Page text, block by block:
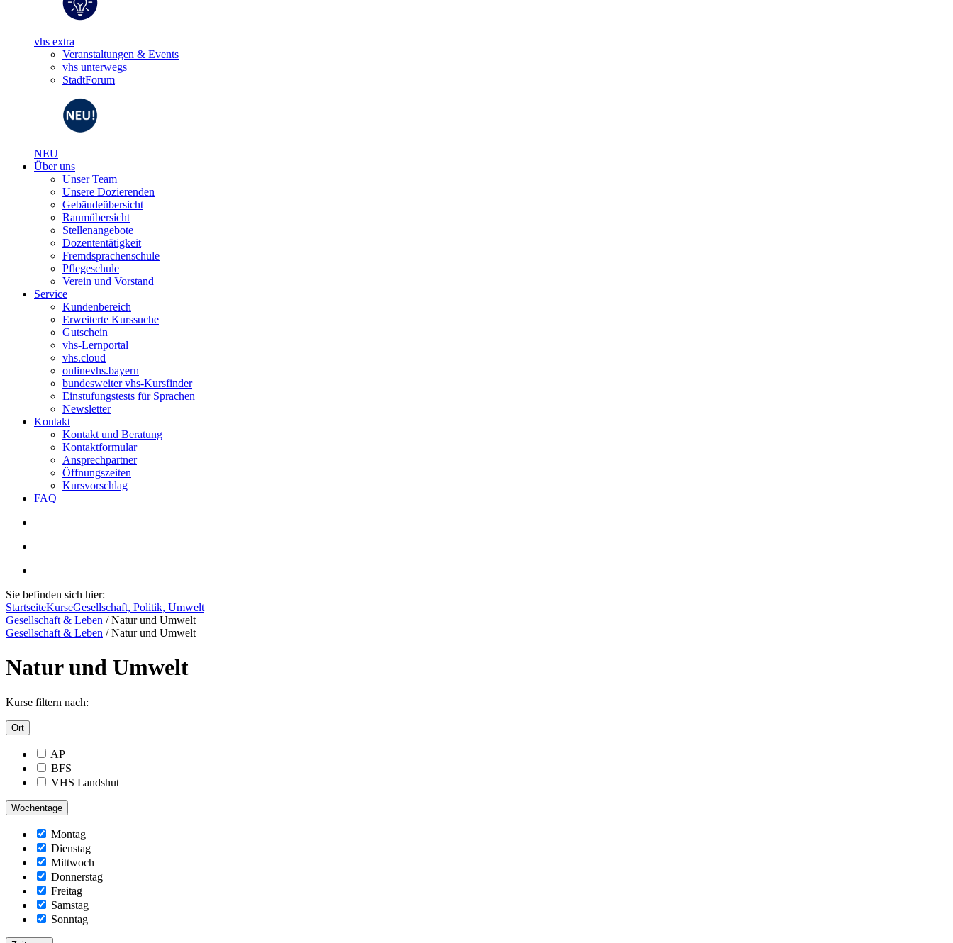
vhs extra
Veranstaltungen & Events
vhs unterwegs
StadtForum
NEU
Über uns
Unser Team
Unsere Dozierenden
Gebäudeübersicht
Raumübersicht
Stellenangebote
Dozententätigkeit
Fremdsprachenschule
Pflegeschule
Verein und Vorstand
Service
Kundenbereich
Erweiterte Kurssuche
Gutschein
vhs-Lernportal
vhs.cloud
onlinevhs.bayern
bundesweiter vhs-Kursfinder
Einstufungstests für Sprachen
Newsletter
Kontakt
Kontakt und Beratung
Kontaktformular
Ansprechpartner
Öffnungszeiten
Kursvorschlag
FAQ
Sie befinden sich hier:
StartseiteKurseGesellschaft, Politik, Umwelt
Gesellschaft & Leben /Natur und Umwelt
Gesellschaft & Leben /Natur und Umwelt
Natur und Umwelt
Kurse filtern nach:
Ort
AP
BFS
VHS Landshut
Wochentage
Montag
Dienstag
Mittwoch
Donnerstag
Freitag
Samstag
Sonntag